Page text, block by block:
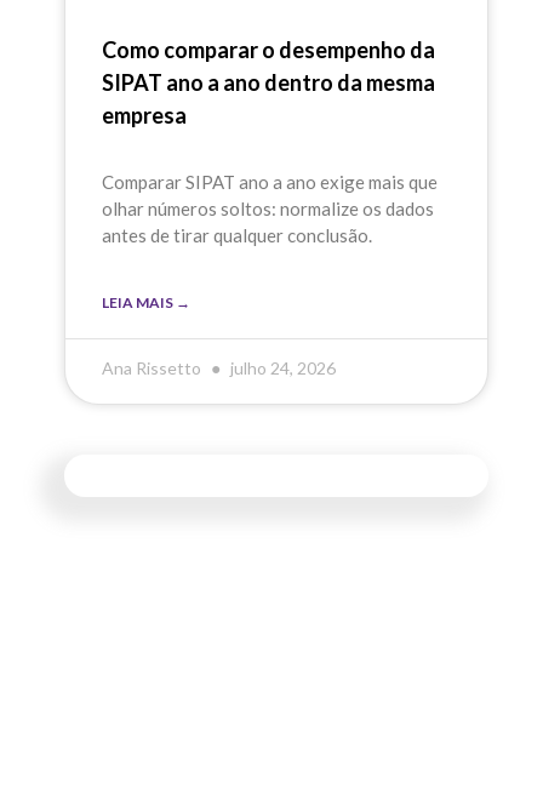
Como comparar o desempenho da
SIPAT ano a ano dentro da mesma
empresa
Comparar SIPAT ano a ano exige mais que
olhar números soltos: normalize os dados
antes de tirar qualquer conclusão.
LEIA MAIS →
Ana Rissetto julho 24, 2026